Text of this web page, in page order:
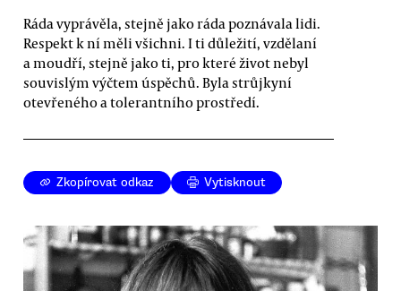
Ráda vyprávěla, stejně jako ráda poznávala lidi.
Respekt k ní měli všichni. I ti důležití, vzdělaní
a moudří, stejně jako ti, pro které život nebyl
souvislým výčtem úspěchů. Byla strůjkyní
otevřeného a tolerantního prostředí.
Zkopírovat odkaz Vytisknout